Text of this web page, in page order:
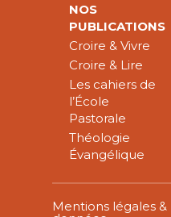
NOS
PUBLICATIONS
Croire & Vivre
Croire & Lire
Les cahiers de
l’École
Pastorale
Théologie
Évangélique
Mentions légales &